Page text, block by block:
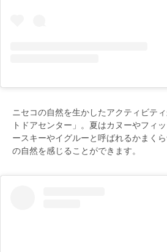
ニセコの自然を生かしたアクティビテ
トドアセンター」。夏はカヌーやフィ
ースキーやイグルーと呼ばれるかまく
の自然を感じることができます。